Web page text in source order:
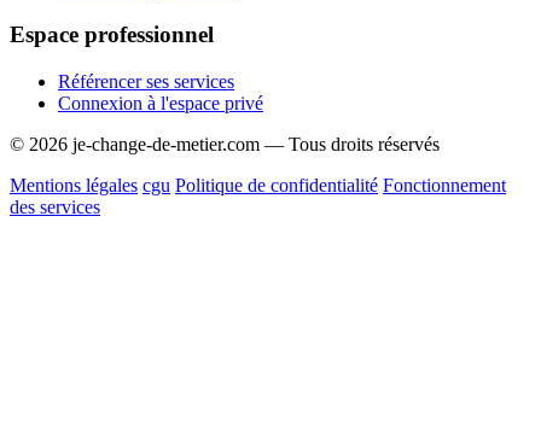
Espace professionnel
Référencer ses services
Connexion à l'espace privé
© 2026 je-change-de-metier.com — Tous droits réservés
Mentions légales cgu Politique de confidentialité Fonctionnement
des services